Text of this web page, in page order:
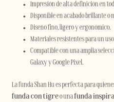
Impresión de alta definición en
Disponible en acabado brillante o
Diseño fino, ligero y ergonómico.
Materiales resistentes para un
Compatible con una amplia
Galaxy y Google Pixel.
La funda Shan Hu es perfecta para
funda con tigreo unafunda